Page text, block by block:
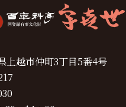
上越市仲町3丁目5番4号